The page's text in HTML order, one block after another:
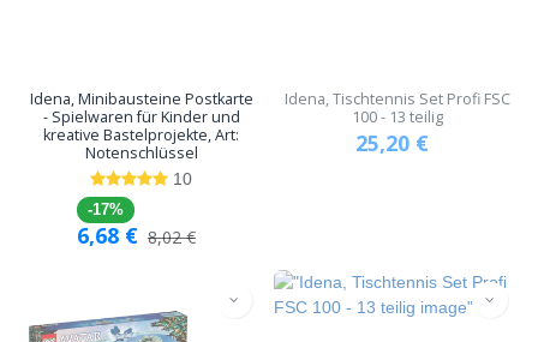
Idena, Minibausteine Postkarte
- Spielwaren für Kinder und
kreative Bastelprojekte, Art:
Notenschlüssel
10
-17%
6,68 € 8,02€
Idena, Tischtennis Set Profi FSC
100 - 13 teilig
25,20 €